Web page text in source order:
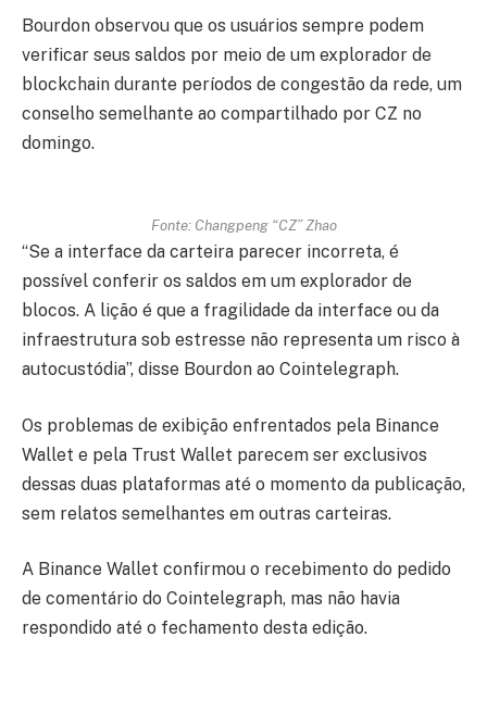
Bourdon observou que os usuários sempre podem
verificar seus saldos por meio de um explorador de
blockchain durante períodos de congestão da rede, um
conselho semelhante ao compartilhado por CZ no
domingo.
Fonte: Changpeng “CZ” Zhao
“Se a interface da carteira parecer incorreta, é
possível conferir os saldos em um explorador de
blocos. A lição é que a fragilidade da interface ou da
infraestrutura sob estresse não representa um risco à
autocustódia”, disse Bourdon ao Cointelegraph.
Os problemas de exibição enfrentados pela Binance
Wallet e pela Trust Wallet parecem ser exclusivos
dessas duas plataformas até o momento da publicação,
sem relatos semelhantes em outras carteiras.
A Binance Wallet confirmou o recebimento do pedido
de comentário do Cointelegraph, mas não havia
respondido até o fechamento desta edição.